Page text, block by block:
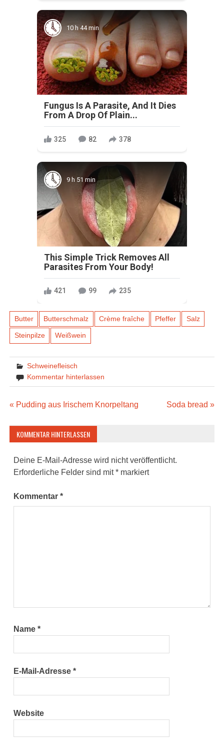
10 h 44 min
Fungus Is A Parasite, And It Dies
From A Drop Of Plain...
325 82 378
9 h 51 min
This Simple Trick Removes All
Parasites From Your Body!
421 99 235
Butter Butterschmalz Crème fraîche Pfeffer Salz
Steinpilze Weißwein
Schweinefleisch
Kommentar hinterlassen
Beitragsnavigation
« Pudding aus Irischem Knorpeltang Soda bread »
KOMMENTAR HINTERLASSEN
Deine E-Mail-Adresse wird nicht veröffentlicht.
Erforderliche Felder sind mit* markiert
Kommentar*
Name*
E-Mail-Adresse*
Website